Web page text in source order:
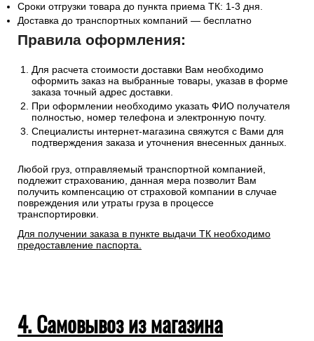
Сроки отгрузки товара до пункта приема ТК: 1-3 дня.
Доставка до транспортных компаний — бесплатно
Правила оформления:
Для расчета стоимости доставки Вам необходимо
оформить заказ на выбранные товары, указав в форме
заказа точный адрес доставки.
При оформлении необходимо указать ФИО получателя
полностью, номер телефона и электронную почту.
Специалисты интернет-магазина свяжутся с Вами для
подтверждения заказа и уточнения внесенных данных.
Любой груз, отправляемый транспортной компанией,
подлежит страхованию, данная мера позволит Вам
получить компенсацию от страховой компании в случае
повреждения или утраты груза в процессе
транспортировки.
Для получении заказа в пункте выдачи ТК необходимо
предоставление паспорта.
4. Самовывоз из магазина